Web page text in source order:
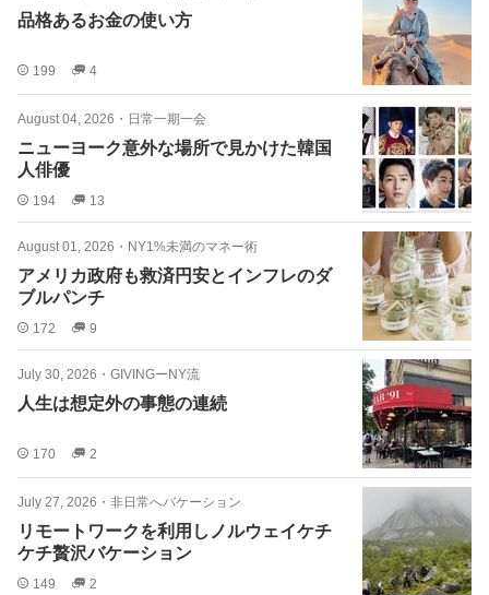
品格あるお金の使い方
199 4
August 04, 2026 ・ 日常一期一会
ニューヨーク意外な場所で見かけた韓国
人俳優
194 13
August 01, 2026 ・ NY1%未満のマネー術
アメリカ政府も救済円安とインフレのダ
ブルパンチ
172 9
July 30, 2026 ・ GIVINGーNY流
人生は想定外の事態の連続
170 2
July 27, 2026 ・ 非日常へバケーション
リモートワークを利用しノルウェイケチ
ケチ贅沢バケーション
149 2